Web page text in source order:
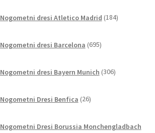
Nogometni dresi Atletico Madrid 184izdelkov
Nogometni dresi Barcelona 695izdelkov
Nogometni dresi Bayern Munich 306izdelkov
Nogometni Dresi Benfica 26izdelkov
Nogometni Dresi Borussia Monchengladbach